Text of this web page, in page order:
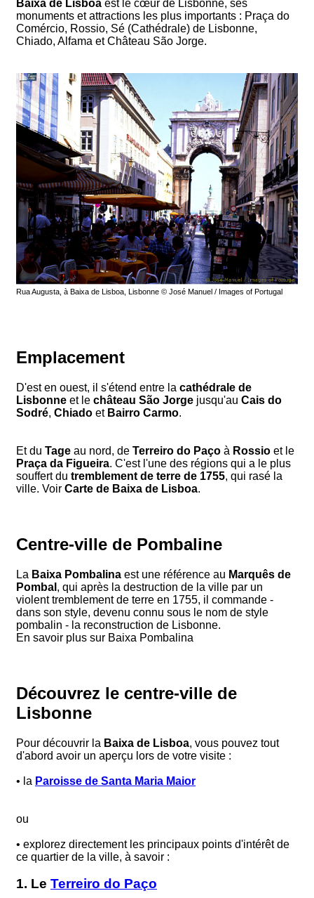
Baixa de Lisboa est le cœur de Lisbonne, ses
monuments et attractions les plus importants : Praça do
Comércio, Rossio, Sé (Cathédrale) de Lisbonne,
Chiado, Alfama et Château São Jorge.
Rua Augusta, à Baixa de Lisboa, Lisbonne © José Manuel / Images of Portugal
Emplacement
D'est en ouest, il s'étend entre la cathédrale de
Lisbonne et le château São Jorge jusqu'au Cais do
Sodré, Chiado et Bairro Carmo.
Et du Tage au nord, de Terreiro do Paço à Rossio et le
Praça da Figueira. C'est l'une des régions qui a le plus
souffert du tremblement de terre de 1755, qui rasé la
ville. Voir Carte de Baixa de Lisboa.
Centre-ville de Pombaline
La Baixa Pombalina est une référence au Marquês de
Pombal , qui après la destruction de la ville par un
violent tremblement de terre en 1755, il commande -
dans son style, devenu connu sous le nom de style
pombalin - la reconstruction de Lisbonne.
En savoir plus sur Baixa Pombalina
Découvrez le centre-ville de
Lisbonne
Pour découvrir la Baixa de Lisboa, vous pouvez tout
d'abord avoir un aperçu lors de votre visite :
• la Paroisse de Santa Maria Maior
ou
• explorez directement les principaux points d'intérêt de
ce quartier de la ville, à savoir :
1. Le Terreiro do Paço